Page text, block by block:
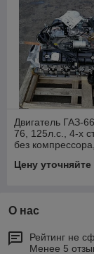
Двигатель ГАЗ-
76, 125л.с., 4-х
без компрессора,
Цену уточняйте
О нас
Рейтинг не
Менее 5